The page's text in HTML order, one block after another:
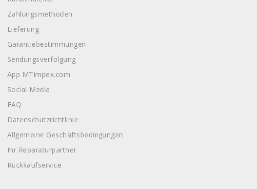
Zahlungsmethoden
Lieferung
Garantiebestimmungen
Sendungsverfolgung
App MTimpex.com
Social Media
FAQ
Datenschutzrichtlinie
Allgemeine Geschäftsbedingungen
Ihr Reparaturpartner
Rückkaufservice